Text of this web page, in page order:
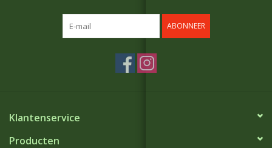
ABONNEER
Klantenservice
Producten